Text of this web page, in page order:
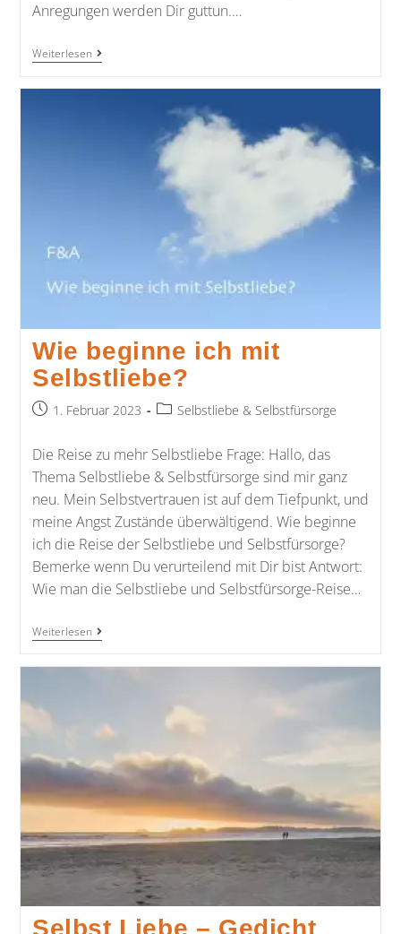
Anregungen werden Dir guttun.…
Weiterlesen
Wie beginne ich mit
Selbstliebe?
1. Februar 2023 Selbstliebe & Selbstfürsorge
Die Reise zu mehr Selbstliebe Frage: Hallo, das
Thema Selbstliebe & Selbstfürsorge sind mir ganz
neu. Mein Selbstvertrauen ist auf dem Tiefpunkt, und
meine Angst Zustände überwältigend. Wie beginne
ich die Reise der Selbstliebe und Selbstfürsorge?
Bemerke wenn Du verurteilend mit Dir bist Antwort:
Wie man die Selbstliebe und Selbstfürsorge-Reise…
Weiterlesen
Selbst Liebe – Gedicht